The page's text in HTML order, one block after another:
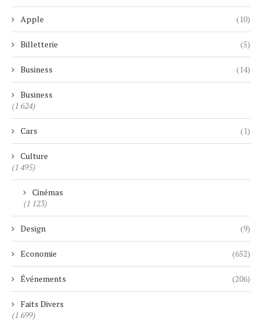
Apple (10)
Billetterie (5)
Business (14)
Business
(1 624)
Cars (1)
Culture
(1 495)
Cinémas
(1 123)
Design (9)
Economie (652)
Événements (206)
Faits Divers
(1 699)